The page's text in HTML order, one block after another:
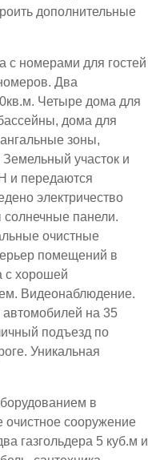
дополнительные
с номерами для гостей
Два
Четыре дома для
дома для
зоны,
участок и
и передаются
электричество
солнечные панели.
очистные
помещений в
с хорошей
Видеонаблюдение.
на 35
подъезд по
Уникальная
в
очистное сооружение
газгольдера 5 куб.м и